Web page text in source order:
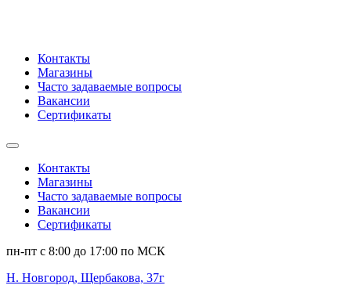
Контакты
Магазины
Часто задаваемые вопросы
Вакансии
Сертификаты
Контакты
Магазины
Часто задаваемые вопросы
Вакансии
Сертификаты
пн-пт c 8:00 до 17:00 по МСК
Н. Новгород, Щербакова, 37г